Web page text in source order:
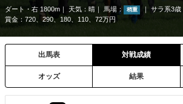
ダート・右 1800m 天気： 晴 馬場： 稍重 サラ系3歳
賞金：720、290、180、110、72万円
出馬表 対戦成績
オッズ 結果